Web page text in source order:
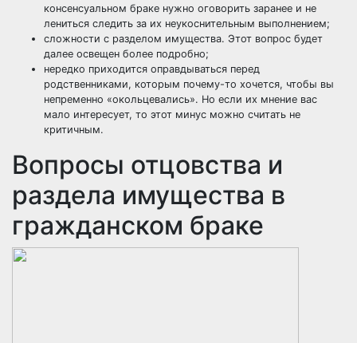
консенсуальном браке нужно оговорить заранее и не
лениться следить за их неукоснительным выполнением;
сложности с разделом имущества. Этот вопрос будет
далее освещен более подробно;
нередко приходится оправдываться перед
родственниками, которым почему-то хочется, чтобы вы
непременно «окольцевались». Но если их мнение вас
мало интересует, то этот минус можно считать не
критичным.
Вопросы отцовства и
раздела имущества в
гражданском браке